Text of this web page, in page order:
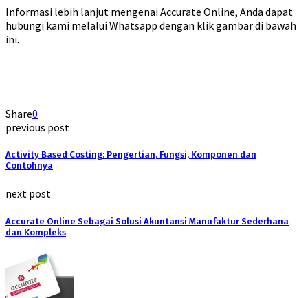
Informasi lebih lanjut mengenai Accurate Online, Anda dapat
hubungi kami melalui Whatsapp dengan klik gambar di bawah
ini.
Share0
previous post
Activity Based Costing: Pengertian, Fungsi, Komponen dan
Contohnya
next post
Accurate Online Sebagai Solusi Akuntansi Manufaktur Sederhana
dan Kompleks